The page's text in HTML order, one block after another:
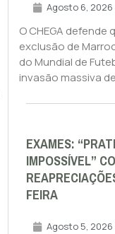
Agosto 6, 2026
O CHEGA defende
exclusão de
do Mundial de
invasão massiva
EXAMES:
IMPOSSÍVEL”
FEIRA
Agosto 5, 2026